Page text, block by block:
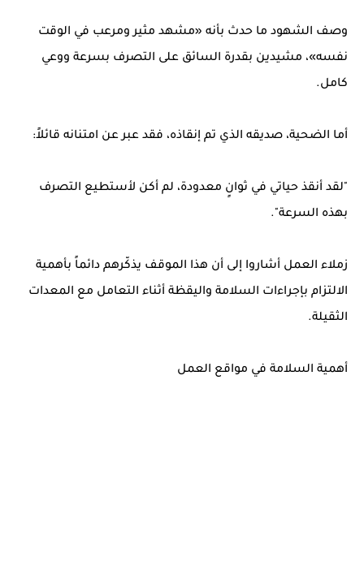
وصف الشهود ما حدث بأنه «مشهد مثير ومرعب في الوقت
نفسه»، مشيدين بقدرة السائق على التصرف بسرعة ووعي
كامل.
أما الضحية، صديقه الذي تم إنقاذه، فقد عبر عن امتنانه قائلاً:
"لقد أنقذ حياتي في ثوانٍ معدودة، لم أكن لأستطيع التصرف
بهذه السرعة".
زملاء العمل أشاروا إلى أن هذا الموقف يذكّرهم دائماً بأهمية
الالتزام بإجراءات السلامة واليقظة أثناء التعامل مع المعدات
الثقيلة.
أهمية السلامة في مواقع العمل